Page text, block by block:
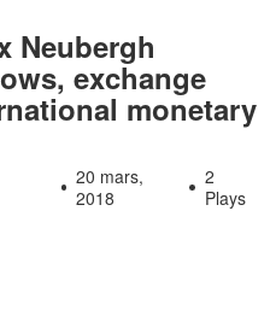
Neubergh
exchange
monetary
20 mars,
2018
2
Plays